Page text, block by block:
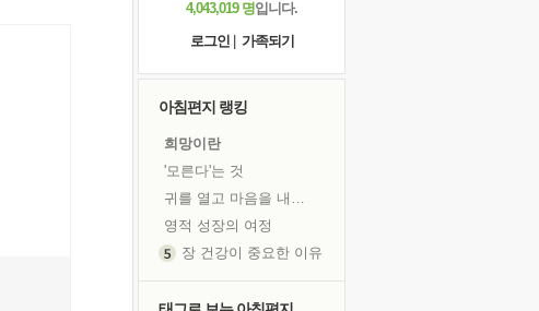
4,043,019 명입니다.
로그인
가족되기
아침편지 랭킹
희망이란
'모른다'는 것
귀를 열고 마음을 내어주고
영적 성장의 여정
장 건강이 중요한 이유
흙이 된 몸으로 출근하는 여자